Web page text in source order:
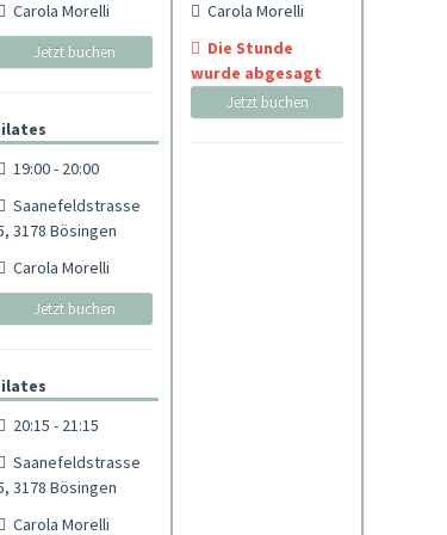
Carola Morelli
Jetzt buchen
19:00 - 20:00
Saanefeldstrasse
3178 Bösingen
Carola Morelli
Jetzt buchen
20:15 - 21:15
Saanefeldstrasse
3178 Bösingen
Carola Morelli
Carola Morelli
Die Stunde
wurde abgesagt
Jetzt buchen